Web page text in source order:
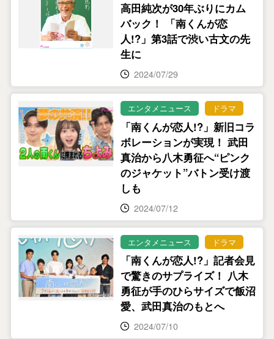
高田純次が30年ぶりにカム
バック！ 「南くんが恋
人!?」第3話で渋い古文の先
生に
2024/07/29
エンタメニュース ドラマ
「南くんが恋人!?」新旧コラ
ボレーションが実現！ 武田
真治から八木勇征へ“ピンク
のジャケット”バトン受け渡
しも
2024/07/12
エンタメニュース ドラマ
「南くんが恋人!?」記者会見
で驚きのサプライズ！ 八木
勇征が手のひらサイズで飯沼
愛、武田真治のもとへ
2024/07/10